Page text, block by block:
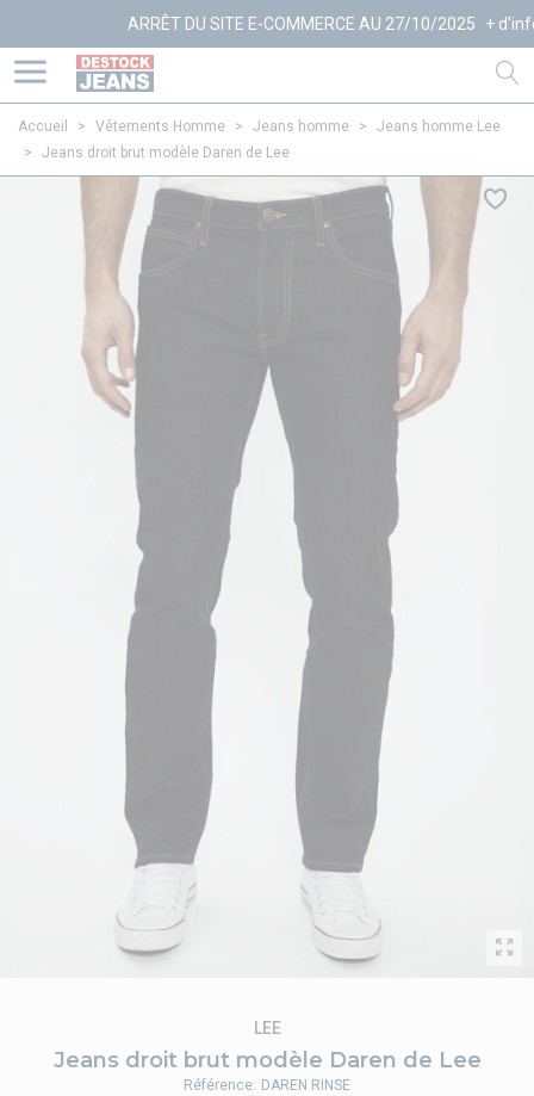
ARRÊT DU SITE E-COMMERCE AU 27/10/2025 + d'infos
Accueil > Vêtements Homme > Jeans homme >
Jeans homme Lee
>
Jeans droit brut modèle Daren de Lee
Jeans droit brut modèle Daren de Lee
LEE
Référence: DAREN RINSE